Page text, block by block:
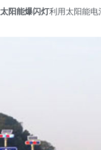
太阳能爆闪灯利用太阳能